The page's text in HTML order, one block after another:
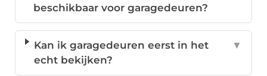
beschikbaar voor garagedeuren?
Kan ik garagedeuren eerst in het
echt bekijken?
▼